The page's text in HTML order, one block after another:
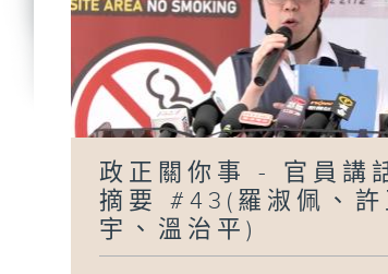
政正關你事 - 官員講
摘要 #43(羅淑佩、許
宇、溫治平)